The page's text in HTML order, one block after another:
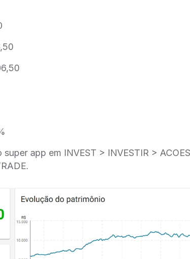
app em INVEST > INVESTIR >